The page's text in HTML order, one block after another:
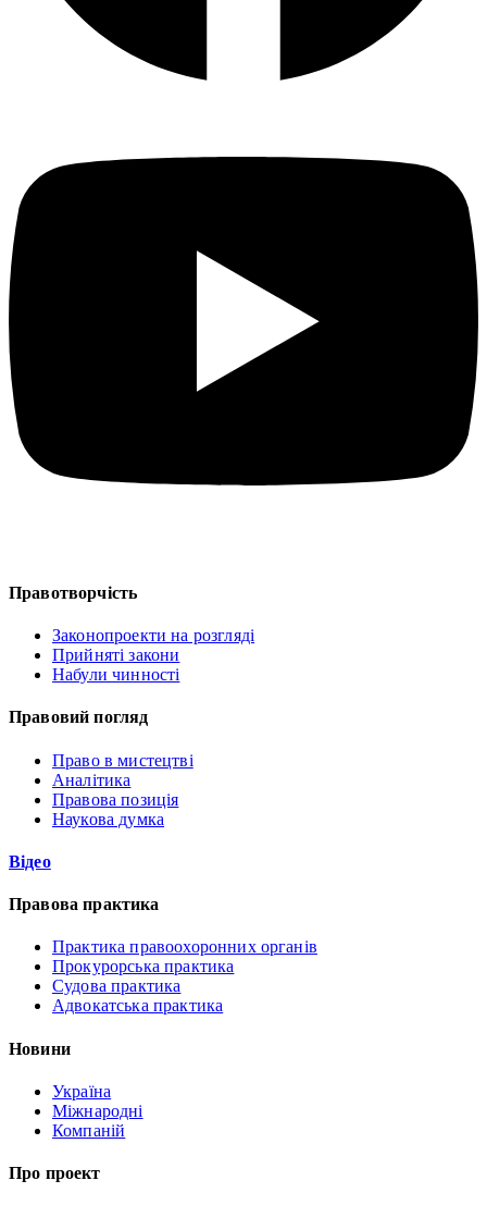
Правотворчість
Законопроекти на розгляді
Прийняті закони
Набули чинності
Правовий погляд
Право в мистецтві
Аналітика
Правова позиція
Наукова думка
Відео
Правова практика
Практика правоохоронних органів
Прокурорська практика
Судова практика
Адвокатська практика
Новини
Україна
Міжнародні
Компаній
Про проект